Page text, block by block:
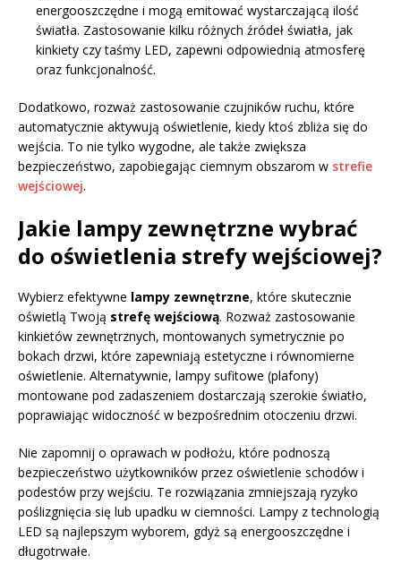
energooszczędne i mogą emitować wystarczającą ilość
światła. Zastosowanie kilku różnych źródeł światła, jak
kinkiety czy taśmy LED, zapewni odpowiednią atmosferę
oraz funkcjonalność.
Dodatkowo, rozważ zastosowanie czujników ruchu, które
automatycznie aktywują oświetlenie, kiedy ktoś zbliża się do
wejścia. To nie tylko wygodne, ale także zwiększa
bezpieczeństwo, zapobiegając ciemnym obszarom w strefie
wejściowej.
Jakie lampy zewnętrzne wybrać
do oświetlenia strefy wejściowej?
Wybierz efektywne lampy zewnętrzne, które skutecznie
oświetlą Twoją strefę wejściową. Rozważ zastosowanie
kinkietów zewnętrznych, montowanych symetrycznie po
bokach drzwi, które zapewniają estetyczne i równomierne
oświetlenie. Alternatywnie, lampy sufitowe (plafony)
montowane pod zadaszeniem dostarczają szerokie światło,
poprawiając widoczność w bezpośrednim otoczeniu drzwi.
Nie zapomnij o oprawach w podłożu, które podnoszą
bezpieczeństwo użytkowników przez oświetlenie schodów i
podestów przy wejściu. Te rozwiązania zmniejszają ryzyko
poślizgnięcia się lub upadku w ciemności. Lampy z technologią
LED są najlepszym wyborem, gdyż są energooszczędne i
długotrwałe.